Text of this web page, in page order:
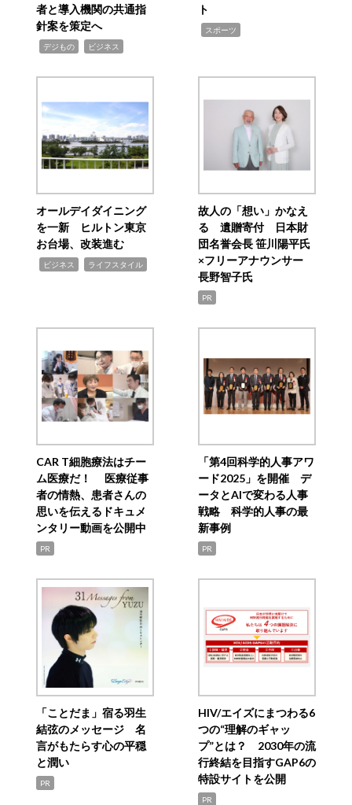
者と導入機関の共通指
針案を策定へ
デジもの ビジネス
ト
スポーツ
オールデイダイニング
を一新 ヒルトン東京
お台場、改装進む
ビジネス ライフスタイル
故人の「想い」かなえ
る 遺贈寄付 日本財
団名誉会長 笹川陽平氏
×フリーアナウンサー
長野智子氏
PR
CAR T細胞療法はチー
ム医療だ！ 医療従事
者の情熱、患者さんの
思いを伝えるドキュメ
ンタリー動画を公開中
PR
「第4回科学的人事アワ
ード2025」を開催 デ
ータとAIで変わる人事
戦略 科学的人事の最
新事例
PR
「ことだま」宿る羽生
結弦のメッセージ 名
言がもたらす心の平穏
と潤い
PR
HIV/エイズにまつわる6
つの“理解のギャッ
プ”とは？ 2030年の流
行終結を目指すGAP6の
特設サイトを公開
PR